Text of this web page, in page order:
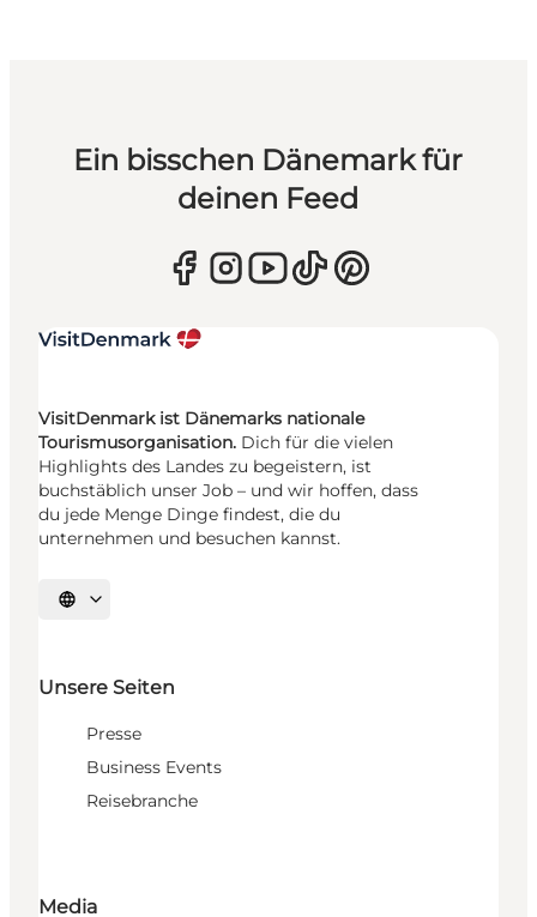
Ein bisschen Dänemark für
deinen Feed
VisitDenmark ist Dänemarks nationale
Tourismusorganisation. Dich für die vielen
Highlights des Landes zu begeistern, ist
buchstäblich unser Job – und wir hoffen, dass
du jede Menge Dinge findest, die du
unternehmen und besuchen kannst.
Sprache auswählen
Unsere Seiten
Presse
Business Events
Reisebranche
Media